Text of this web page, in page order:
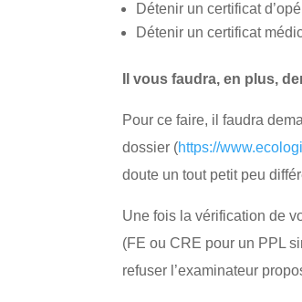
Détenir un certificat
Détenir un certificat
Il vous faudra, en plus, d
Pour ce faire, il faudra
dossier (https://
doute un tout petit peu
Une fois la vérification de
(FE ou CRE pour un PPL
refuser l’examinateur